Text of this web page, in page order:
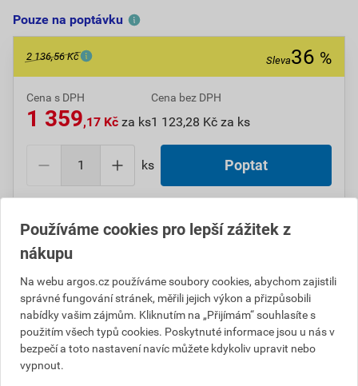
Pouze na poptávku
2 136,56 Kč Sleva36 %
Cena s DPH
1 359,17 Kč za ks
Cena bez DPH
1 123,28 Kč za ks
ks Poptat
(1 123,28Kčbez DPH).
Ušetříte777,39
Číslo položky:1000010250
Katalogový kód: 242JS
Výrobky značky: SCHNEIDER
Popis
Používáme cookies pro lepší zážitek z
nákupu
Na webu argos.cz používáme soubory cookies, abychom zajistili
správné fungování stránek, měřili jejich výkon a přizpůsobili
nabídky vašim zájmům. Kliknutím na „Přijímám“ souhlasíte s
použitím všech typů cookies. Poskytnuté informace jsou u nás v
bezpečí a toto nastavení navíc můžete kdykoliv upravit nebo
vypnout.